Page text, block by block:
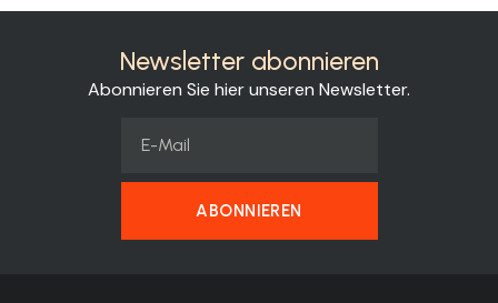
Newsletter abonnieren
Abonnieren Sie hier unseren Newsletter.
ABONNIEREN